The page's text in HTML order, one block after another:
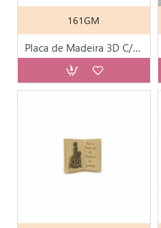
161GM
Placa de Madeira 3D C/ Jesus Misericordioso